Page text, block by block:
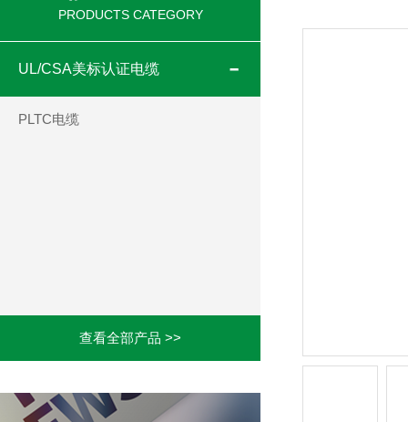
PRODUCTS CATEGORY
UL/CSA美标认证电缆
PLTC电缆
查看全部产品 >>